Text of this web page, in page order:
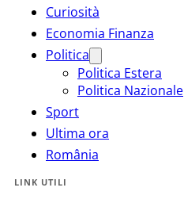
Curiosità
Economia Finanza
Politica
Politica Estera
Politica Nazionale
Sport
Ultima ora
România
LINK UTILI